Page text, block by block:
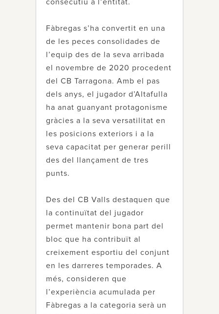
consecutiu a l’entitat.
Fàbregas s’ha convertit en una
de les peces consolidades de
l’equip des de la seva arribada
el novembre de 2020 procedent
del CB Tarragona. Amb el pas
dels anys, el jugador d’Altafulla
ha anat guanyant protagonisme
gràcies a la seva versatilitat en
les posicions exteriors i a la
seva capacitat per generar perill
des del llançament de tres
punts.
Des del CB Valls destaquen que
la continuïtat del jugador
permet mantenir bona part del
bloc que ha contribuït al
creixement esportiu del conjunt
en les darreres temporades. A
més, consideren que
l’experiència acumulada per
Fàbregas a la categoria serà un